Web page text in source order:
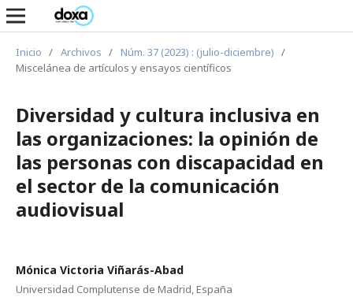
Inicio / Archivos / Núm. 37 (2023) : (julio-diciembre) /
Miscelánea de artículos y ensayos científicos
Diversidad y cultura inclusiva en
las organizaciones: la opinión de
las personas con discapacidad en
el sector de la comunicación
audiovisual
Mónica Victoria Viñarás-Abad
Universidad Complutense de Madrid, España